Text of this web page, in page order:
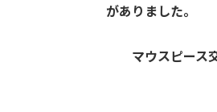
がありました。
マウスピース